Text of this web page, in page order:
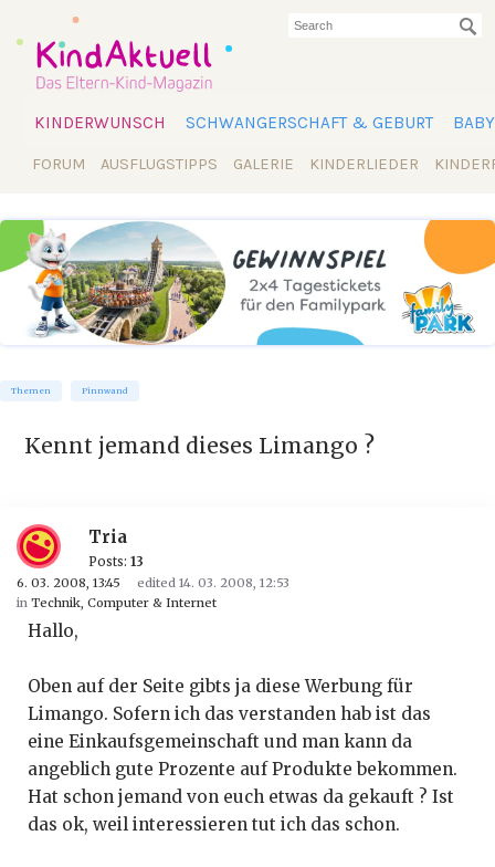
KINDERWUNSCH SCHWANGERSCHAFT & GEBURT
FORUM AUSFLUGSTIPPS GALERIE KINDERLIEDER
Themen Pinnwand
Kennt jemand dieses Limango ?
Tria
Posts: 13
6. 03. 2008, 13:45
edited 14. 03. 2008, 12:53
in Technik, Computer & Internet
Hallo,
Oben auf der Seite gibts ja diese Werbung für
Limango. Sofern ich das verstanden hab ist das
eine Einkaufsgemeinschaft und man kann da
angeblich gute Prozente auf Produkte bekommen.
Hat schon jemand von euch etwas da gekauft ? Ist
das ok, weil interessieren tut ich das schon.